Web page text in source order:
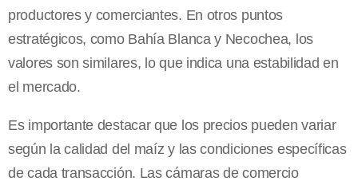
productores y comerciantes. En otros puntos
estratégicos, como Bahía Blanca y Necochea, los
valores son similares, lo que indica una estabilidad en
el mercado.
Es importante destacar que los precios pueden variar
según la calidad del maíz y las condiciones específicas
de cada transacción. Las cámaras de comercio